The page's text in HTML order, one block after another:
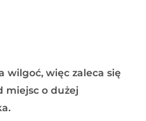
wilgoć, więc zaleca się
miejsc o dużej